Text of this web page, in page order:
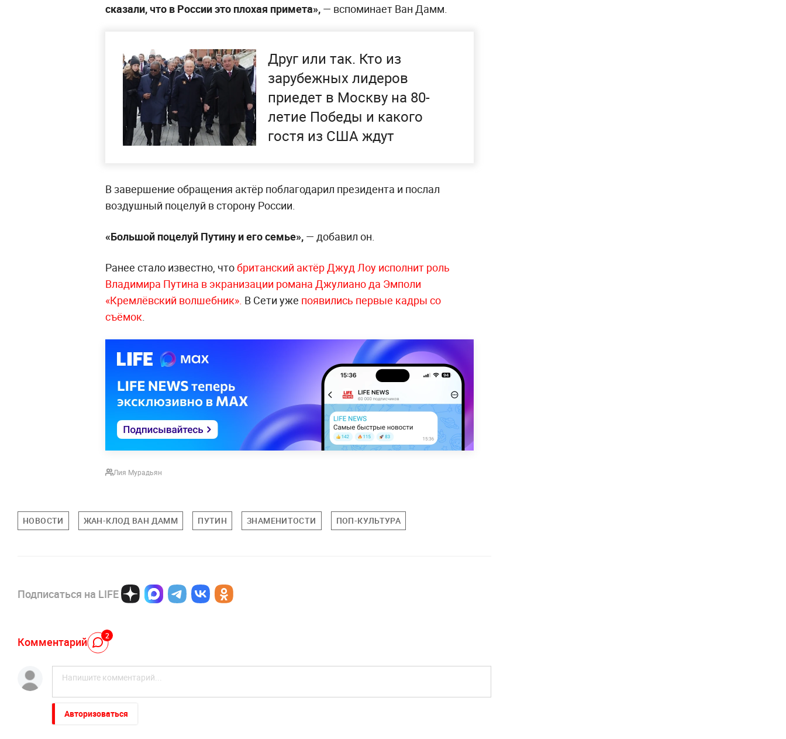
сказали, что в России это плохая примета», — вспоминает Ван Дамм.
Друг или так. Кто из
зарубежных лидеров
приедет в Москву на 80-
летие Победы и какого
гостя из США ждут
В завершение обращения актёр поблагодарил президента и послал
воздушный поцелуй в сторону России.
«Большой поцелуй Путину и его семье», — добавил он.
Ранее стало известно, чтобританский актёр Джуд Лоу исполнит роль
Владимира Путина в экранизации романа Джулиано да Эмполи
«Кремлёвский волшебник». В Сети уже появились первые кадры со
съёмок.
Лия Мурадьян
НОВОСТИ ЖАН-КЛОД ВАН ДАММ ПУТИН ЗНАМЕНИТОСТИ ПОП-КУЛЬТУРА
Подписаться на LIFE
Комментарий 2
Авторизоваться